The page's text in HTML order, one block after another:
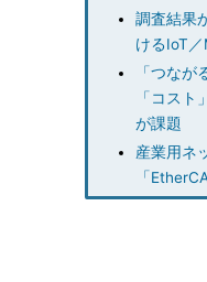
調査結果
けるIoT
「つなが
「コスト
が課題
産業用ネ
「